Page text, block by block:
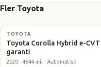
Fler Toyota
Hybrid
TOYOTA
Toyota Corolla Hybrid e-
garanti
2020 · 4644 mil · Automatisk